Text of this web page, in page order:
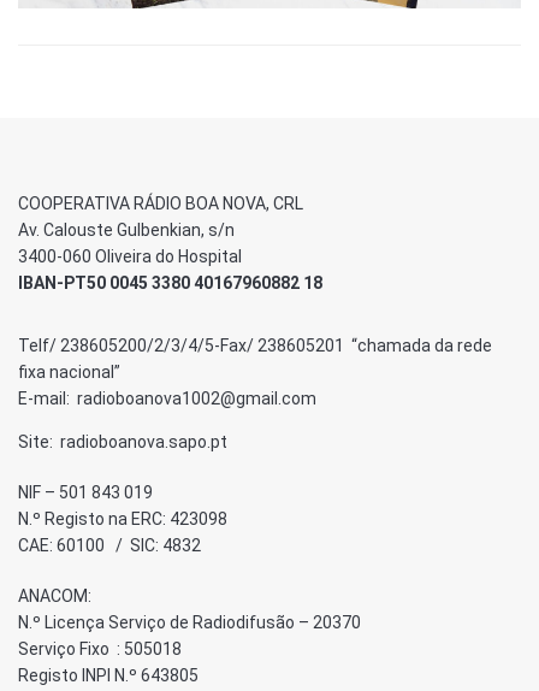
COOPERATIVA RÁDIO BOA NOVA, CRL
Av. Calouste Gulbenkian, s/n
3400-060 Oliveira do Hospital
IBAN-PT50 0045 3380 40167960882 18
Telf/ 238605200/2/3/4/5-Fax/ 238605201 “chamada da rede
fixa nacional”
E-mail: radioboanova1002@gmail.com
Site: radioboanova.sapo.pt
NIF – 501 843 019
N.º Registo na ERC: 423098
CAE: 60100 / SIC: 4832
ANACOM:
N.º Licença Serviço de Radiodifusão – 20370
Serviço Fixo : 505018
Registo INPI N.º 643805